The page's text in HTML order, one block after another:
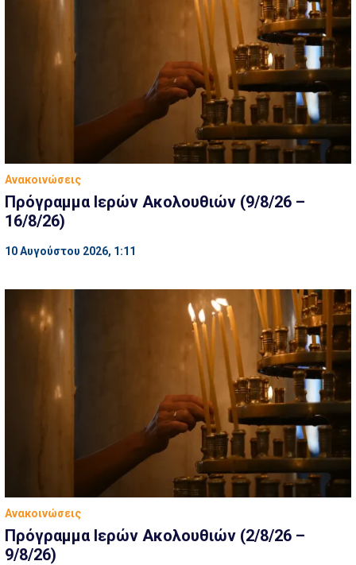
Ανακοινώσεις
Πρόγραμμα Ιερών Ακολουθιών (9/8/26 –
16/8/26)
10 Αυγούστου 2026, 1:11
Ανακοινώσεις
Πρόγραμμα Ιερών Ακολουθιών (2/8/26 –
9/8/26)